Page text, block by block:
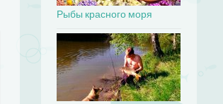
Рыбы красного моря